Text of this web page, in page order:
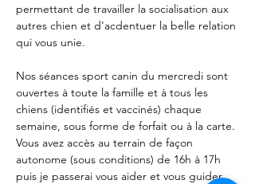
permettant de travailler la socialisation aux
autres chien et d'acdentuer la belle relation
qui vous unie.
Nos séances sport canin du mercredi sont
ouvertes à toute la famille et à tous les
chiens (identifiés et vaccinés) chaque
semaine, sous forme de forfait ou à la carte.
Vous avez accès au terrain de façon
autonome (sous conditions) de 16h à 17h
puis je passerai vous aider et vous guider